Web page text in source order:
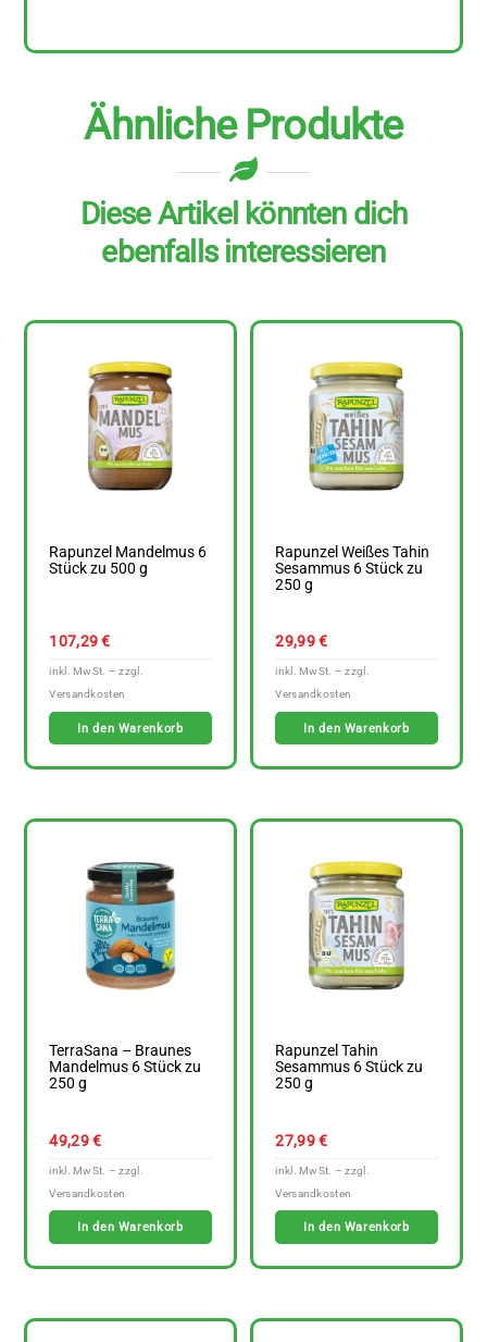
Ähnliche Produkte
Diese Artikel könnten dich
ebenfalls interessieren
Rapunzel Mandelmus 6
Stück zu 500 g
107,29€
In den Warenkorb
Rapunzel Weißes Tahin
Sesammus 6 Stück zu
250 g
29,99€
In den Warenkorb
TerraSana – Braunes
Mandelmus 6 Stück zu
250 g
49,29€
In den Warenkorb
Rapunzel Tahin
Sesammus 6 Stück zu
250 g
27,99€
In den Warenkorb